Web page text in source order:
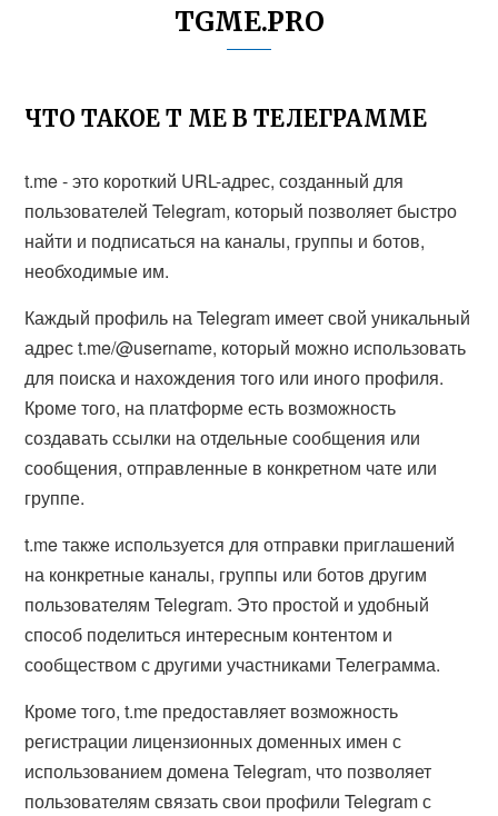
TGME.PRO
ЧТО ТАКОЕ T ME В ТЕЛЕГРАММЕ
t.me - это короткий URL-адрес, созданный для
пользователей Telegram, который позволяет быстро
найти и подписаться на каналы, группы и ботов,
необходимые им.
Каждый профиль на Telegram имеет свой уникальный
адрес t.me/@username, который можно использовать
для поиска и нахождения того или иного профиля.
Кроме того, на платформе есть возможность
создавать ссылки на отдельные сообщения или
сообщения, отправленные в конкретном чате или
группе.
t.me также используется для отправки приглашений
на конкретные каналы, группы или ботов другим
пользователям Telegram. Это простой и удобный
способ поделиться интересным контентом и
сообществом с другими участниками Телеграмма.
Кроме того, t.me предоставляет возможность
регистрации лицензионных доменных имен с
использованием домена Telegram, что позволяет
пользователям связать свои профили Telegram с